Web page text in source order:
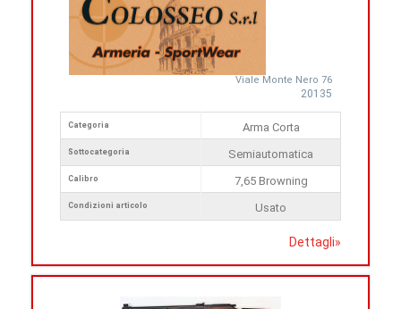
Viale Monte Nero 76
20135
Categoria
Sottocategoria
Calibro
Condizioni articolo
Arma Corta
Semiautomatica
7,65 Browning
Usato
Dettagli»